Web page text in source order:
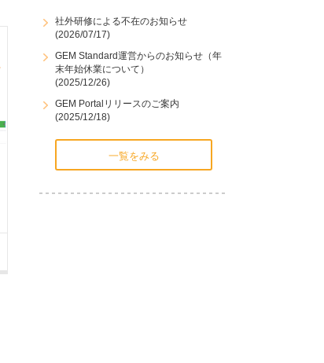
社外研修による不在のお知らせ
(2026/07/17)
GEM Standard運営からのお知らせ（年
末年始休業について）
(2025/12/26)
GEM Portalリリースのご案内
(2025/12/18)
一覧をみる